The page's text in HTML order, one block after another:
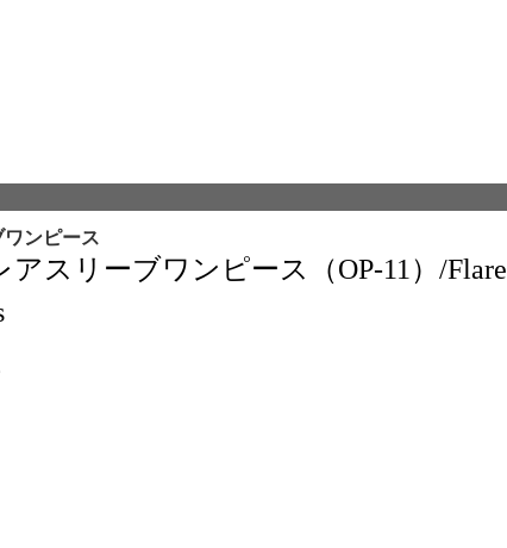
ンピース
スリーブワンピース（OP-11）/Flare